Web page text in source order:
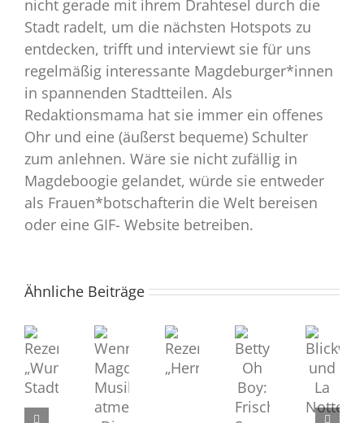
nicht gerade mit ihrem Drahtesel durch die
Stadt radelt, um die nächsten Hotspots zu
entdecken, trifft und interviewt sie für uns
regelmäßig interessante Magdeburger*innen
in spannenden Stadtteilen. Als
Redaktionsmama hat sie immer ein offenes
Ohr und eine (äußerst bequeme) Schulter
zum anlehnen. Wäre sie nicht zufällig in
Magdeboogie gelandet, würde sie entweder
als Frauen*botschafterin die Welt bereisen
oder eine GIF- Website betreiben.
Ähnliche Beiträge
Rezension
„Wunde
Wenn
Magdeburg
Betty
Blickwechsel